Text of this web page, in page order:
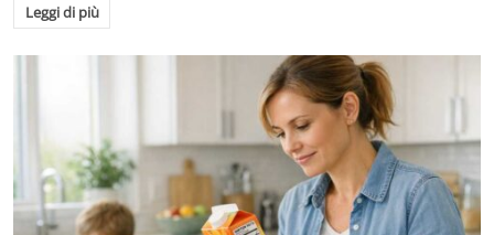
Leggi di più